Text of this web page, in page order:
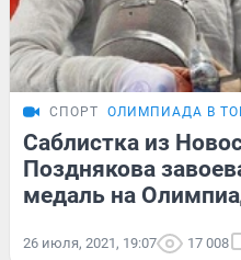
СПОРТ ОЛИМПИАДА В
Саблистка из
Позднякова
медаль на
26 июля, 2021, 19:07 17 008